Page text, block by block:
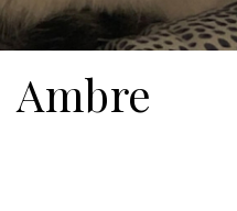
Ambre